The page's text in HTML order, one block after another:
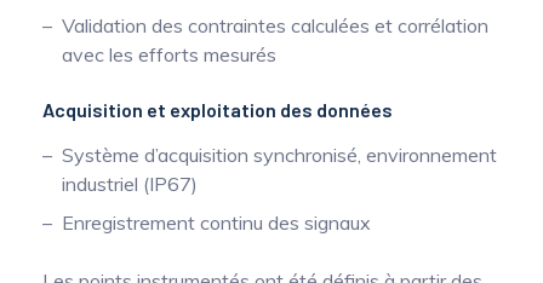
Validation des contraintes calculées et corrélation
avec les efforts mesurés
Acquisition et exploitation des données
Système d’acquisition synchronisé, environnement
industriel (IP67)
Enregistrement continu des signaux